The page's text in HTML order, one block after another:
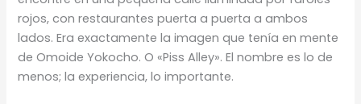
rojos, con restaurantes puerta a puerta a ambos
lados. Era exactamente la imagen que tenía en mente
de Omoide Yokocho. O «Piss Alley». El nombre es lo de
menos; la experiencia, lo importante.